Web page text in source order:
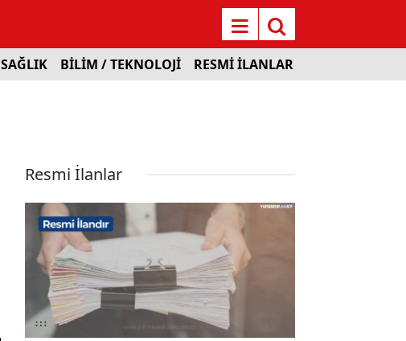
SAĞLIK BİLİM / TEKNOLOJİ RESMİ İLANLAR
Resmi İlanlar